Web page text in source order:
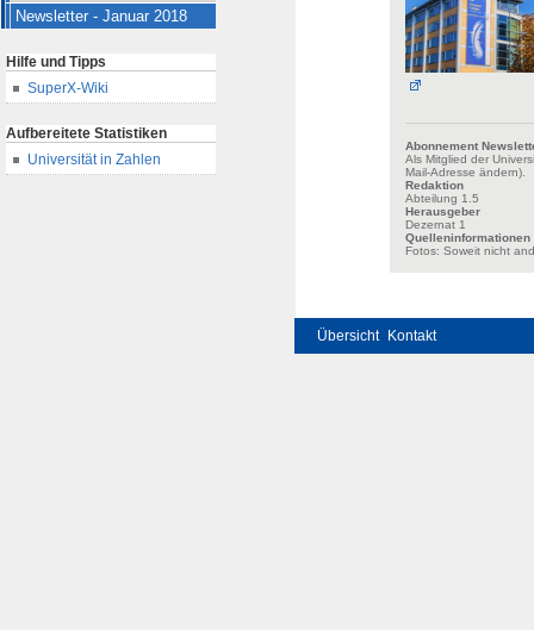
Newsletter - Januar 2018
Hilfe und Tipps
SuperX-Wiki
Aufbereitete Statistiken
Universität in Zahlen
Abonnement
Als Mitglied der
Mail-Adresse ändern).
Redaktion
Abteilung 1.5
Herausgeber
Dezernat 1
Quelleninformationen
Fotos: Soweit nicht
Übersicht Kontakt